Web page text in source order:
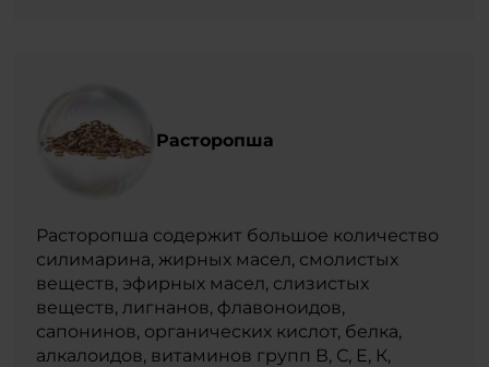
Расторопша
Расторопша содержит большое количество
силимарина, жирных масел, смолистых
веществ, эфирных масел, слизистых
веществ, лигнанов, флавоноидов,
сапонинов, органических кислот, белка,
алкалоидов, витаминов групп В, С, Е, К,